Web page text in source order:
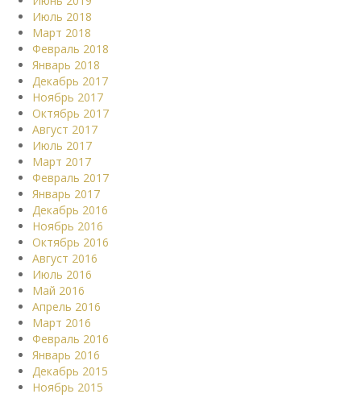
Июль 2018
Март 2018
Февраль 2018
Январь 2018
Декабрь 2017
Ноябрь 2017
Октябрь 2017
Август 2017
Июль 2017
Март 2017
Февраль 2017
Январь 2017
Декабрь 2016
Ноябрь 2016
Октябрь 2016
Август 2016
Июль 2016
Май 2016
Апрель 2016
Март 2016
Февраль 2016
Январь 2016
Декабрь 2015
Ноябрь 2015